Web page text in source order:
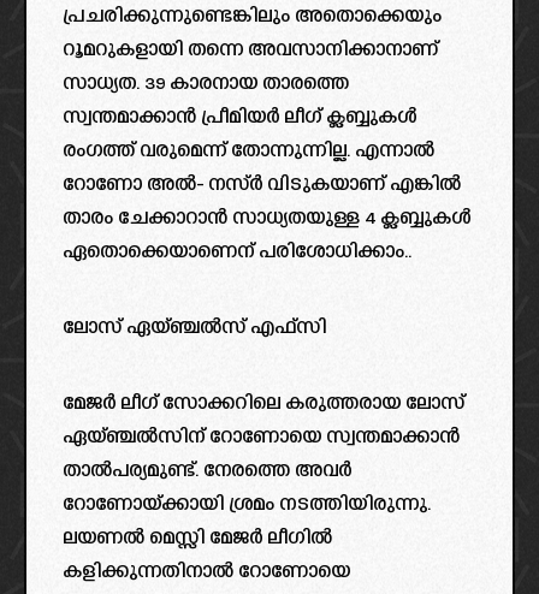
പ്രചരിക്കുന്നുണ്ടെങ്കിലും അതൊക്കെയും
റൂമറുകളായി തന്നെ അവസാനിക്കാനാണ്
സാധ്യത. 39 കാരനായ താരത്തെ
സ്വന്തമാക്കാൻ പ്രീമിയർ ലീഗ് ക്ലബ്ബുകൾ
രംഗത്ത് വരുമെന്ന് തോന്നുന്നില്ല. എന്നാൽ
റോണോ അൽ- നസ്ർ വിടുകയാണ് എങ്കിൽ
താരം ചേക്കാറാൻ സാധ്യതയുള്ള 4 ക്ലബ്ബുകൾ
ഏതൊക്കെയാണെന് പരിശോധിക്കാം..
ലോസ് ഏയ്ഞ്ചൽസ് എഫ്സി
മേജർ ലീഗ് സോക്കറിലെ കരുത്തരായ ലോസ്
ഏയ്ഞ്ചൽസിന് റോണോയെ സ്വന്തമാക്കാൻ
താൽപര്യമുണ്ട്. നേരത്തെ അവർ
റോണോയ്ക്കായി ശ്രമം നടത്തിയിരുന്നു.
ലയണൽ മെസ്സി മേജർ ലീഗിൽ
കളിക്കുന്നതിനാൽ റോണോയെ